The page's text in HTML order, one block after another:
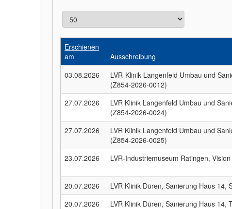
Erschienen
am
Ausschreibung
03.08.2026
LVR-Klinik Langenfeld Umbau und
(Z854-2026-0012)
27.07.2026
LVR Klinik Langenfeld Umbau und
(Z854-2026-0024)
27.07.2026
LVR Klinik Langenfeld Umbau und
(Z854-2026-0025)
23.07.2026 LVR-Industriemuseum Ratingen,
20.07.2026 LVR Klinik Düren, Sanierung Haus
20.07.2026
LVR Klinik Düren, Sanierung Haus